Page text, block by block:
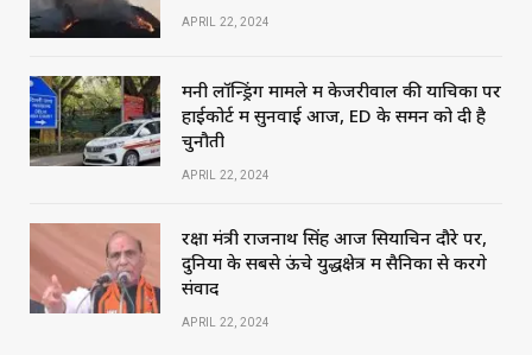
APRIL 22, 2024
मनी लॉन्ड्रिंग मामले में केजरीवाल की याचिका पर
हाईकोर्ट में सुनवाई आज, ED के समन को दी है
चुनौती
APRIL 22, 2024
रक्षा मंत्री राजनाथ सिंह आज सियाचिन दौरे पर,
दुनिया के सबसे ऊंचे युद्धक्षेत्र में सैनिकों से करेंगे
संवाद
APRIL 22, 2024